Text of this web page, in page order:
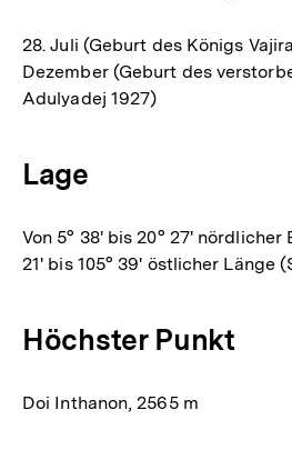
28. Juli (Geburt des Königs
Dezember (Geburt des
Adulyadej 1927)
Lage
Von 5° 38' bis 20° 27' nördlicher
21' bis 105° 39' östlicher Länge
Höchster Punkt
Doi Inthanon, 2565 m